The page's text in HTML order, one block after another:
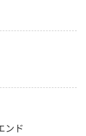
ンド